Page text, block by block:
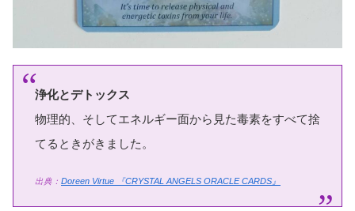
浄化とデトックス
物理的、そしてエネルギー面から見た毒素をすべて捨
てるときがきました。
出典： Doreen Virtue 『CRYSTAL ANGELS ORACLE CARDS』